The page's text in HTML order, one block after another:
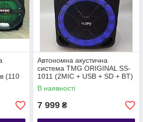
(110
Автономна акустична
система TMG ORIGINAL SS-
1011 (2MIC + USB + SD + BT)
В наявності
7 999 ₴